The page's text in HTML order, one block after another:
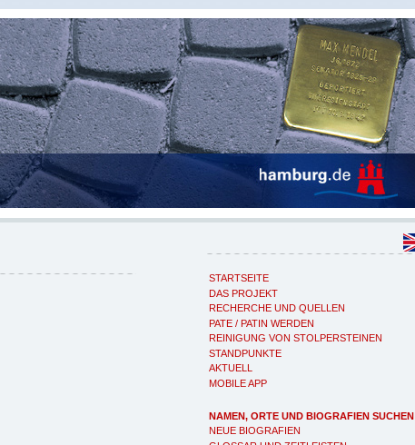
STARTSEITE
DAS PROJEKT
RECHERCHE UND QUELLEN
PATE / PATIN WERDEN
REINIGUNG VON STOLPERSTEINEN
STANDPUNKTE
AKTUELL
MOBILE APP
NAMEN, ORTE UND BIOGRAFIEN SUCHEN
NEUE BIOGRAFIEN